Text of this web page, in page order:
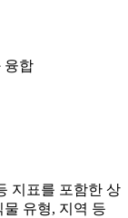
융합
지표를 포함한 상
유형, 지역 등